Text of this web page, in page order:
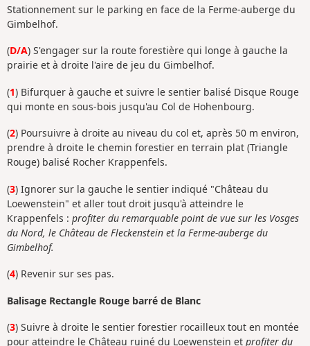
Stationnement sur le parking en face de la Ferme-auberge du
Gimbelhof.
(D/A) S'engager sur la route forestière qui longe à gauche la
prairie et à droite l'aire de jeu du Gimbelhof.
(1) Bifurquer à gauche et suivre le sentier balisé Disque Rouge
qui monte en sous-bois jusqu'au Col de Hohenbourg.
(2) Poursuivre à droite au niveau du col et, après 50 m environ,
prendre à droite le chemin forestier en terrain plat (Triangle
Rouge) balisé Rocher Krappenfels.
(3) Ignorer sur la gauche le sentier indiqué "Château du
Loewenstein" et aller tout droit jusqu'à atteindre le
Krappenfels : profiter du remarquable point de vue sur les Vosges
du Nord, le Château de Fleckenstein et la Ferme-auberge du
Gimbelhof.
(4) Revenir sur ses pas.
Balisage Rectangle Rouge barré de Blanc
(3) Suivre à droite le sentier forestier rocailleux tout en montée
pour atteindre le Château ruiné du Loewenstein et profiter du